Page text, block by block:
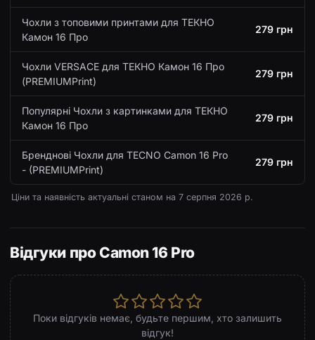
Чохли з топовими принтами для ТЕКНО
Камон 16 Про
279 грн
Чохли VERSACE для ТЕКНО Камон 16 Про
(PREMIUMPrint)
279 грн
Популярні Чохли з картинками для ТЕКНО
Камон 16 Про
279 грн
Бренднові Чохли для TECNO Camon 16 Pro
- (PREMIUMPrint)
279 грн
Ціни та наявність актуальні станом на 7 серпня 2026 р.
Відгуки про Camon 16 Pro
Поки відгуків немає, будьте першим, хто залишить
відгук!